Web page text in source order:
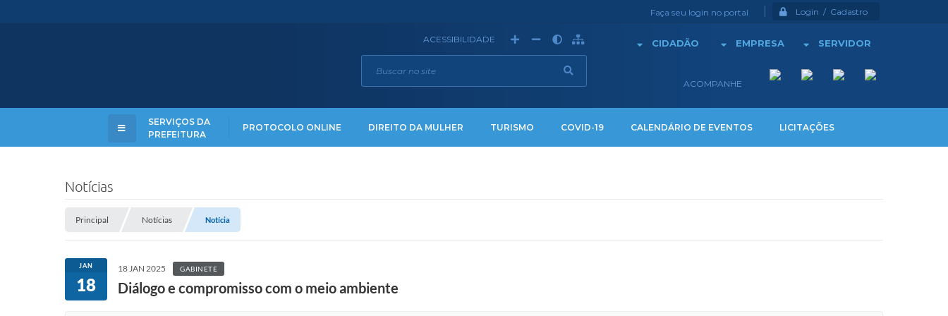
Faça seu login no portal Login / Cadastro
CIDADÃO EMPRESA SERVIDOR
ACOMPANHE
ACESSIBILIDADE
SERVIÇOS DA
PREFEITURA
PROTOCOLO ONLINE DIREITO DA MULHER TURISMO COVID-19 CALENDÁRIO DE EVENTOS LICITAÇÕES
Notícias
Principal Notícias Notícia
JAN
18
18 JAN 2025 GABINETE
Diálogo e compromisso com o meio ambiente